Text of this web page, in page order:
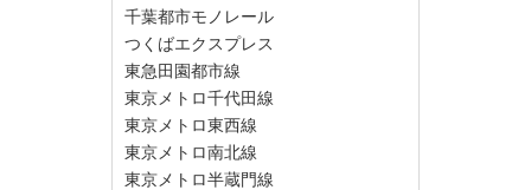
千葉都市モノレール
つくばエクスプレス
東急田園都市線
東京メトロ千代田線
東京メトロ東西線
東京メトロ南北線
東京メトロ半蔵門線